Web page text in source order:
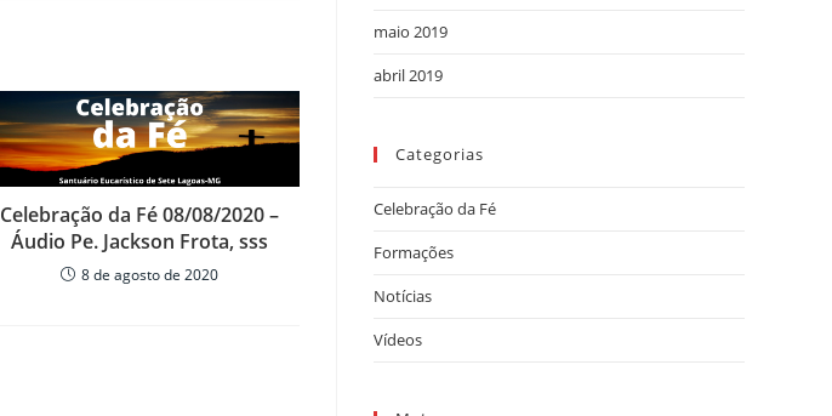
diminuir
o
volume.
Celebração da Fé 08/08/2020 –
Áudio Pe. Jackson Frota, sss
8 de agosto de 2020
maio 2019
abril 2019
Categorias
Celebração da Fé
Formações
Notícias
Vídeos